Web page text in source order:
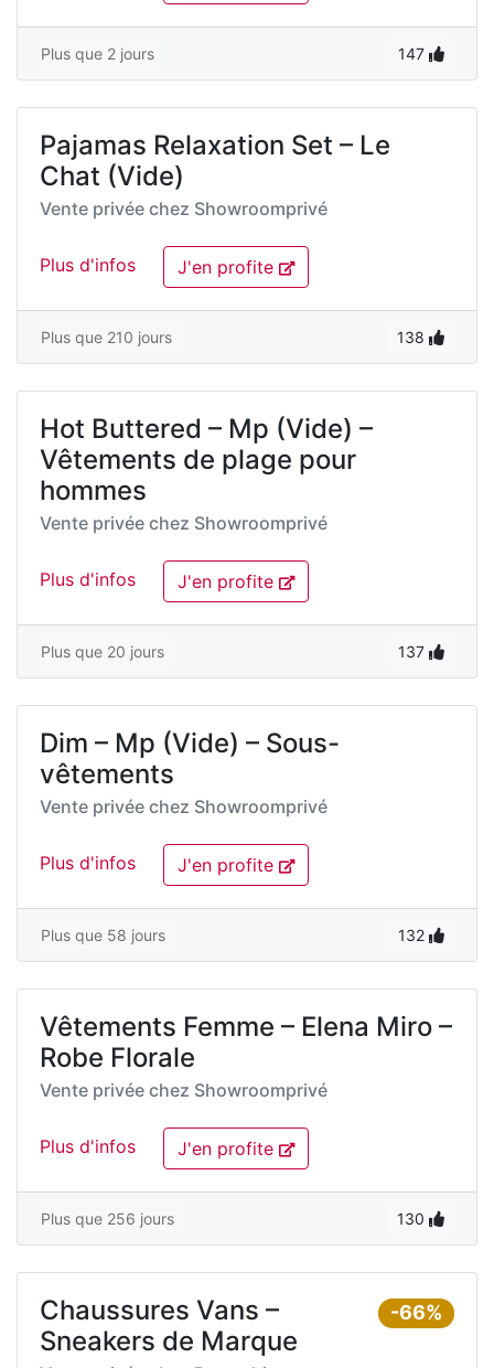
Plus que 2 jours 147
Pajamas Relaxation Set – Le
Chat (Vide)
Vente privée chez Showroomprivé
Plus d'infos J'en profite
Plus que 210 jours 138
Hot Buttered – Mp (Vide) –
Vêtements de plage pour
hommes
Vente privée chez Showroomprivé
Plus d'infos J'en profite
Plus que 20 jours 137
Dim – Mp (Vide) – Sous-
vêtements
Vente privée chez Showroomprivé
Plus d'infos J'en profite
Plus que 58 jours 132
Vêtements Femme – Elena Miro –
Robe Florale
Vente privée chez Showroomprivé
Plus d'infos J'en profite
Plus que 256 jours 130
-66%
Chaussures Vans –
Sneakers de Marque